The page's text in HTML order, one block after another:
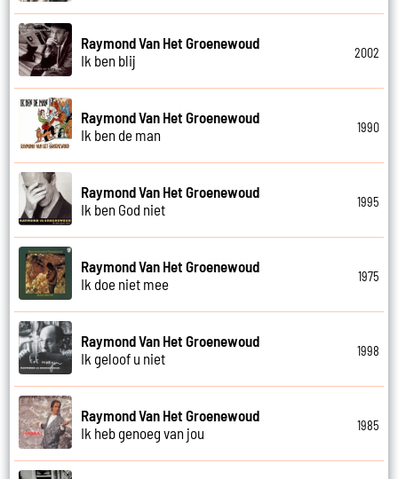
Raymond Van Het Groenewoud
Ik ben blij
2002
Raymond Van Het Groenewoud
Ik ben de man
1990
Raymond Van Het Groenewoud
Ik ben God niet
1995
Raymond Van Het Groenewoud
Ik doe niet mee
1975
Raymond Van Het Groenewoud
Ik geloof u niet
1998
Raymond Van Het Groenewoud
Ik heb genoeg van jou
1985